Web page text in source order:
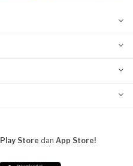
Play Store dan App Store!